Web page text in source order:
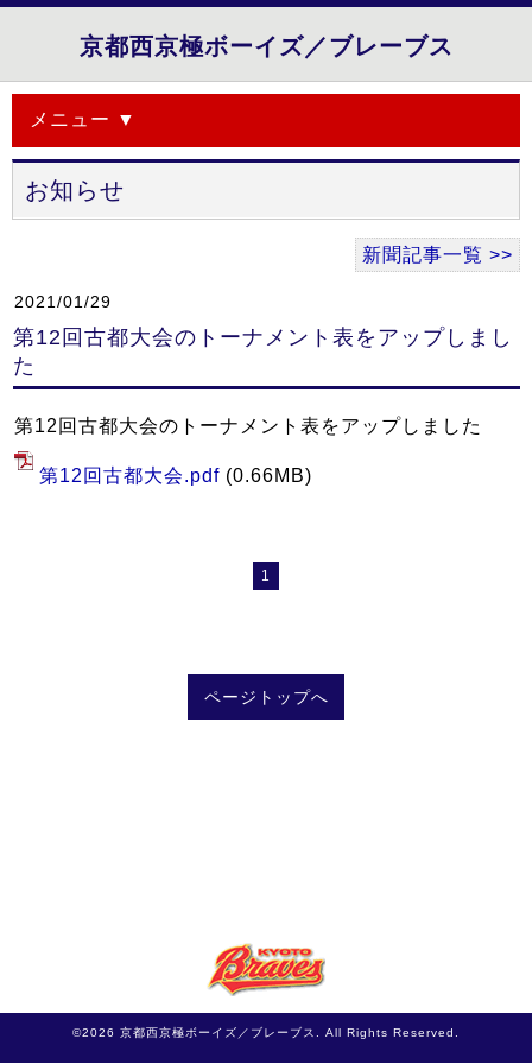
京都西京極ボーイズ／ブレーブス
メニュー ▼
お知らせ
新聞記事一覧 >>
2021/01/29
第12回古都大会のトーナメント表をアップしまし
た
第12回古都大会のトーナメント表をアップしました
第12回古都大会.pdf (0.66MB)
1
ページトップへ
©2026 京都西京極ボーイズ／ブレーブス . All Rights Reserved.